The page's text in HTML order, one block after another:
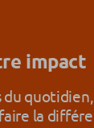
utile, durable
comme Agir
favorise l’accès
impact
du
la